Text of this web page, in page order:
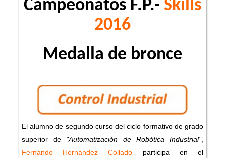
Campeonatos F.P.- Skills
2016
Medalla de bronce
El alumno de segundo curso del ciclo formativo de grado
superior de "Automatización de Robótica Industrial",
Fernando Hernández Collado participa en el